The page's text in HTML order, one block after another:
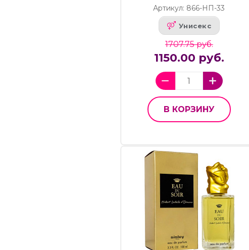
Артикул: 866-НП-33
Унисекс
1707.75 руб.
1150.00 руб.
В КОРЗИНУ